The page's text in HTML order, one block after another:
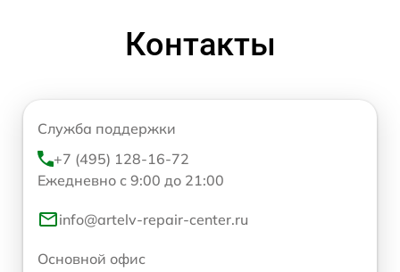
Контакты
Служба поддержки
+7 (495) 128-16-72
Ежедневно с 9:00 до 21:00
info@artelv-repair-center.ru
Основной офис